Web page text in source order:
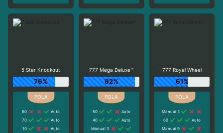
5 Star Knockout
76%
60
Auto
70
Auto
10
Auto
777 Mega Deluxe™
92%
50
Auto
40
Auto
Manual 3
777 Royal Wheel
61%
Manual 3
60
Auto
Manual 9